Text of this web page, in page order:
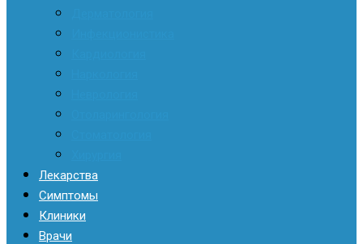
Лекарства
Симптомы
Клиники
Врачи